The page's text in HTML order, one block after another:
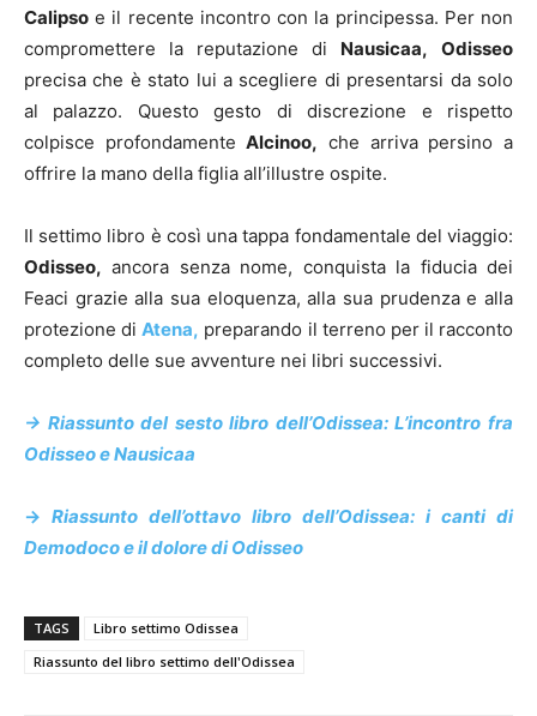
Calipso e il recente incontro con la principessa. Per non
compromettere la reputazione di Nausicaa,
Odisseo
precisa che è stato lui a scegliere di presentarsi da solo
al palazzo. Questo gesto di discrezione e rispetto
colpisce profondamenteAlcinoo, che arriva persino a
offrire la mano della figlia all’illustre ospite.
Il settimo libro è così una tappa fondamentale del viaggio:
Odisseo, ancora senza nome, conquista la fiducia dei
Feaci grazie alla sua eloquenza, alla sua prudenza e alla
protezione diAtena, preparando il terreno per il racconto
completo delle sue avventure nei libri successivi.
-> Riassunto del sesto libro dell’Odissea:L’incontro fra
OdisseoeNausicaa
-> Riassunto dell’ottavo libro dell’Odissea: i canti di
Demodoco e il dolore di Odisseo
TAGS
Libro settimo Odissea
Riassunto del libro settimo dell'Odissea